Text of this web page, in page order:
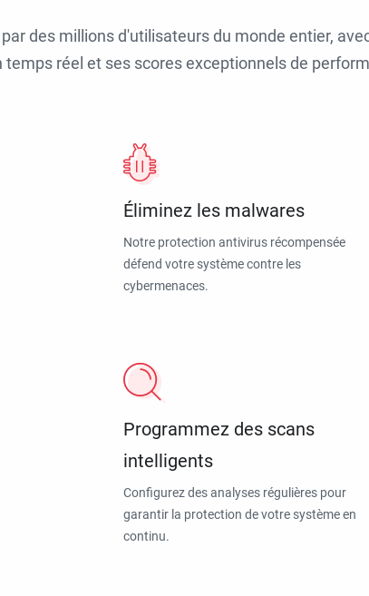
des millions d'utilisateurs du monde entier,
temps réel et ses scores exceptionnels de
Éliminez les malwares
Notre protection antivirus récompensée
défend votre système contre les
cybermenaces.
Programmez des scans
intelligents
Configurez des analyses régulières pour
garantir la protection de votre système en
continu.